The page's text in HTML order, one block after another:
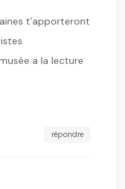
t’apporteront
a la lecture
répondre